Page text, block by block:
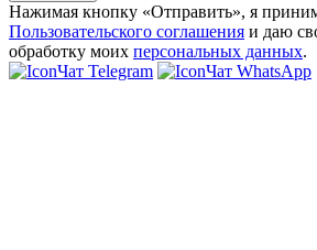
Нажимая кнопку «Отправить», я
Пользовательского соглашения и даю
обработку моих персональных данных.
Чат Telegram
Чат WhatsApp